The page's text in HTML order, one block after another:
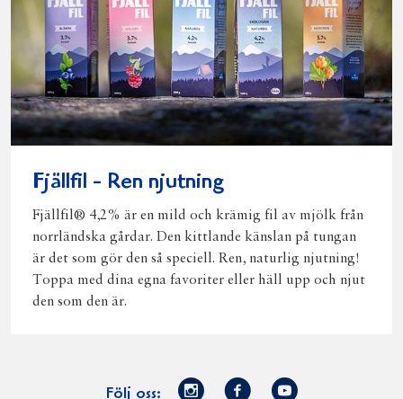
Fjällfil - Ren njutning
Fjällfil® 4,2% är en mild och krämig fil av mjölk från
norrländska gårdar. Den kittlande känslan på tungan
är det som gör den så speciell. Ren, naturlig njutning!
Toppa med dina egna favoriter eller häll upp och njut
den som den är.
Följ oss: Norrmejerier
Facebook
Youtube